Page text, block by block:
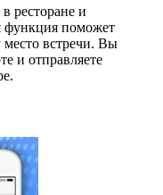
ресторане и
функция поможет
место встречи. Вы
и отправляете